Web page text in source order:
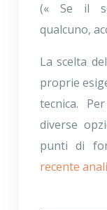
(« Se il
qualcuno,
La scelta
proprie
tecnica.
diverse
punti di
recente